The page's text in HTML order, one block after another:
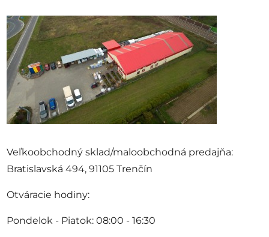
Veľkoobchodný sklad/maloobchodná predajňa:
Bratislavská 494, 91105 Trenčín
Otváracie hodiny:
Pondelok - Piatok: 08:00 - 16:30